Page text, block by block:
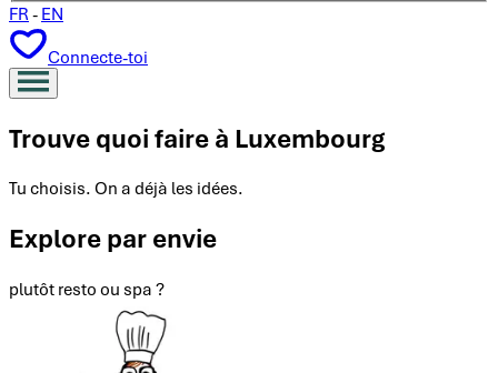
FR - EN
Connecte-toi
Trouve quoi faire à Luxembourg
Tu choisis. On a déjà les idées.
Explore par envie
plutôt resto ou spa ?